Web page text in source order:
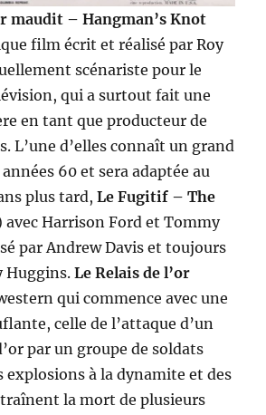
maudit – Hangman’s Knot
film écrit et réalisé par Roy
scénariste pour le
qui a surtout fait une
en tant que producteur de
L’une d’elles connaît un grand
60 et sera adaptée au
plus tard,Le Fugitif – The
avec Harrison Ford et Tommy
par Andrew Davis et toujours
Huggins.Le Relais de l’or
qui commence avec une
celle de l’attaque d’un
par un groupe de soldats
explosions à la dynamite et des
la mort de plusieurs